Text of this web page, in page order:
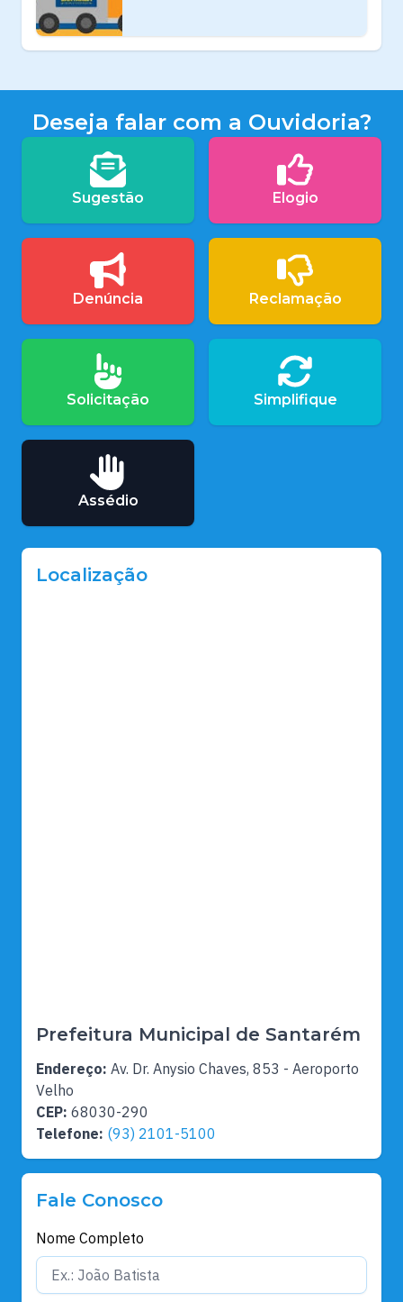
Deseja falar com a Ouvidoria?
Sugestão Elogio
Denúncia Reclamação
Solicitação Simplifique
Assédio
Localização
Prefeitura Municipal de Santarém
Endereço: Av. Dr. Anysio Chaves, 853 - Aeroporto
Velho
CEP: 68030-290
Telefone: (93) 2101-5100
Fale Conosco
Nome Completo